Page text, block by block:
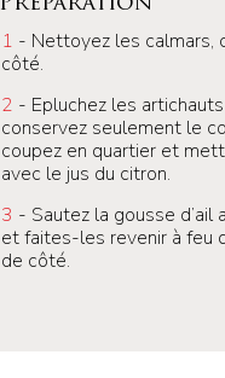
1 - Nettoyez les calmars,
côté.
2 - Epluchez les
conservez seulement le
coupez en quartier et
avec le jus du citron.
3 - Sautez la gousse d’ail
et faites-les revenir à feu
de côté.